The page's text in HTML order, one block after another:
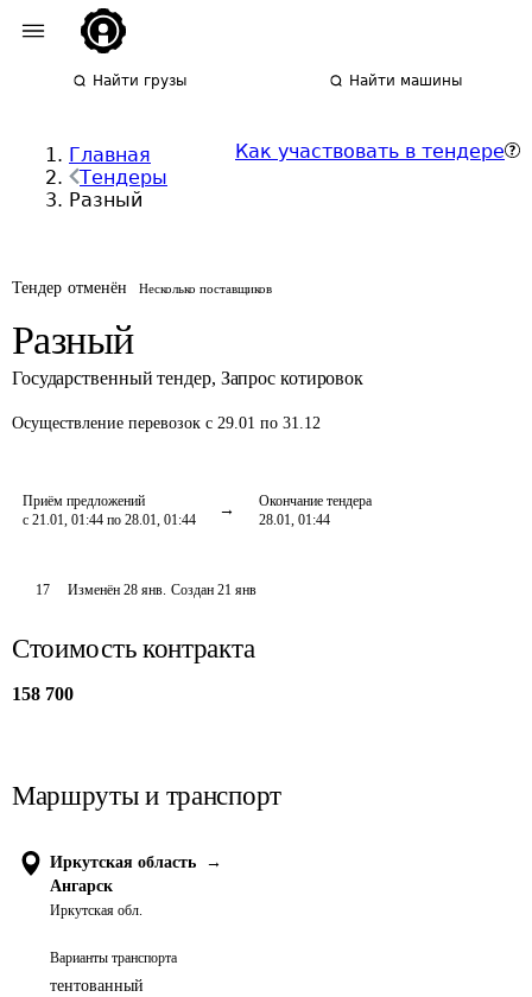
Найти грузы Найти машины
Главная
Тендеры
Разный
Как участвовать в тендере
Тендер отменён Несколько поставщиков
Разный
Государственный тендер, Запрос котировок
Осуществление перевозок с 29.01 по 31.12
Приём предложений
с 21.01, 01:44 по 28.01, 01:44
Окончание тендера
28.01, 01:44
17 Изменён28 янв. Создан 21 янв
Стоимость контракта
158 700
Маршруты и транспорт
Иркутская область
→
Ангарск
Иркутская обл.
Варианты транспорта
тентованный